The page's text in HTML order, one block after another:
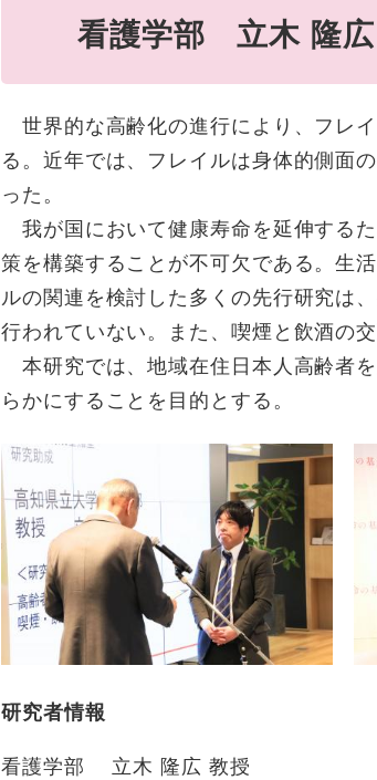
看護学部 立木 隆広
世界的な高齢化の進行により、フレ
る。近年では、フレイルは身体的側面
った。
我が国において健康寿命を延伸する
策を構築することが不可欠である。生
ルの関連を検討した多くの先行研究は
行われていない。また、喫煙と飲酒の
本研究では、地域在住日本人高齢者
らかにすることを目的とする。
研究者情報
看護学部 立木 隆広 教授